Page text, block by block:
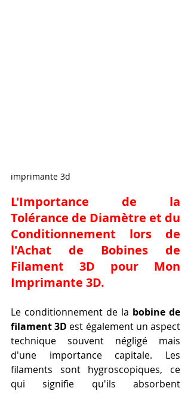
imprimante 3d
L'Importance de la
Tolérance de Diamètre et du
Conditionnement lors de
l'Achat de Bobines de
Filament 3D pour Mon
Imprimante 3D.
Le conditionnement de la bobine de
filament 3D est également un aspect
technique souvent négligé mais
d'une importance capitale. Les
filaments sont hygroscopiques, ce
qui signifie qu'ils absorbent